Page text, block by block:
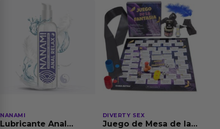
NANAMI
Lubricante Anal
DIVERTY SEX
Juego de Mesa de las